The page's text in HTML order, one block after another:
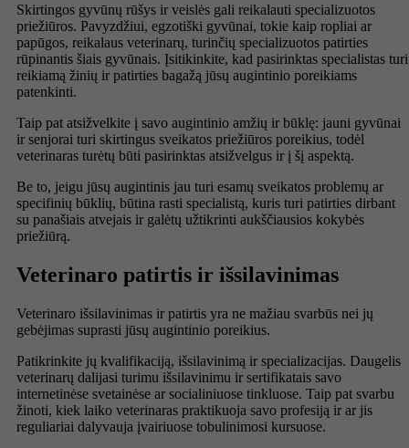
Skirtingos gyvūnų rūšys ir veislės gali reikalauti specializuotos
priežiūros. Pavyzdžiui, egzotiški gyvūnai, tokie kaip ropliai ar
papūgos, reikalaus veterinarų, turinčių specializuotos patirties
rūpinantis šiais gyvūnais. Įsitikinkite, kad pasirinktas specialistas turi
reikiamą žinių ir patirties bagažą jūsų augintinio poreikiams
patenkinti.
Taip pat atsižvelkite į savo augintinio amžių ir būklę: jauni gyvūnai
ir senjorai turi skirtingus sveikatos priežiūros poreikius, todėl
veterinaras turėtų būti pasirinktas atsižvelgus ir į šį aspektą.
Be to, jeigu jūsų augintinis jau turi esamų sveikatos problemų ar
specifinių būklių, būtina rasti specialistą, kuris turi patirties dirbant
su panašiais atvejais ir galėtų užtikrinti aukščiausios kokybės
priežiūrą.
Veterinaro patirtis ir išsilavinimas
Veterinaro išsilavinimas ir patirtis yra ne mažiau svarbūs nei jų
gebėjimas suprasti jūsų augintinio poreikius.
Patikrinkite jų kvalifikaciją, išsilavinimą ir specializacijas. Daugelis
veterinarų dalijasi turimu išsilavinimu ir sertifikatais savo
internetinėse svetainėse ar socialiniuose tinkluose. Taip pat svarbu
žinoti, kiek laiko veterinaras praktikuoja savo profesiją ir ar jis
reguliariai dalyvauja įvairiuose tobulinimosi kursuose.